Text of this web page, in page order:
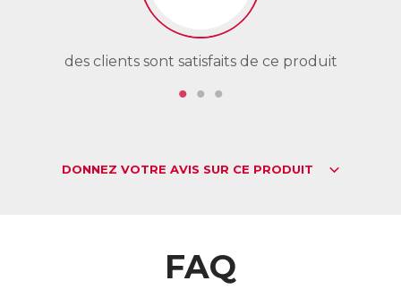
des clients sont satisfaits de ce produit
DONNEZ VOTRE AVIS SUR CE PRODUIT
FAQ